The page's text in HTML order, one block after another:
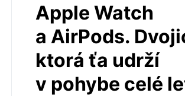
Apple Watch
a AirPods.
ktorá ťa udrží
v pohybe celé